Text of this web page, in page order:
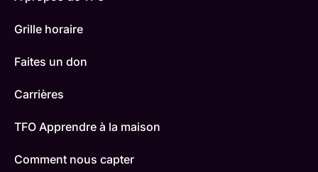
Grille horaire
Faites un don
Carrières
TFO Apprendre à la maison
Comment nous capter